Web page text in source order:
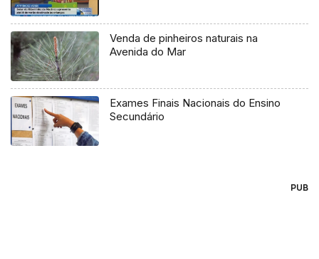
Venda de pinheiros naturais na
Avenida do Mar
Exames Finais Nacionais do Ensino
Secundário
PUB